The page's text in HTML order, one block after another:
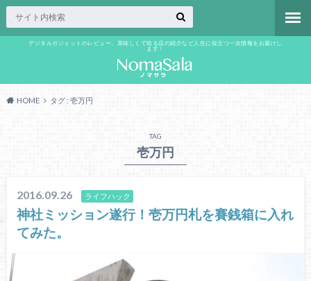
デジタルガジェットのレビュー、美味しくて唸る店の紹介など人生に役立つ一次情報をお届けし
ます！
HOME タグ : 壱万円
TAG
壱万円
2016.09.26 ライフハック
神社ミッション遂行！壱万円札を賽銭箱に入れ
てみた。